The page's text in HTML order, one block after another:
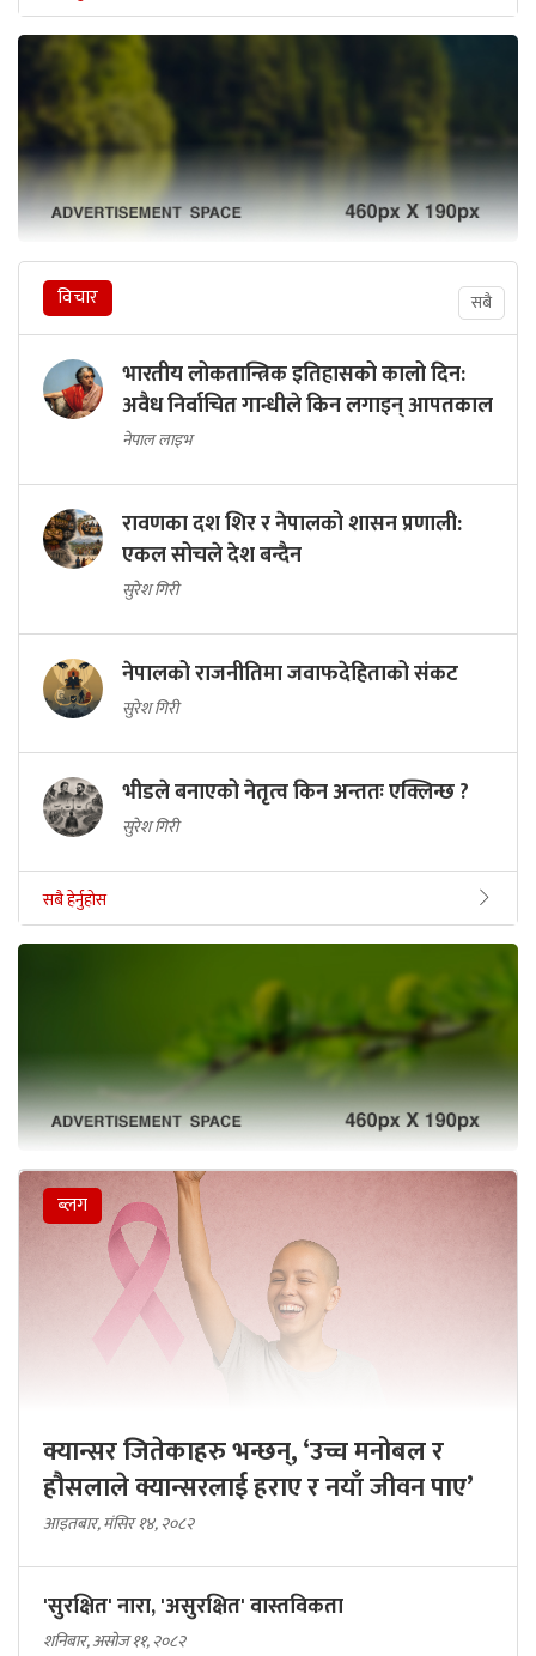
विचार सबै
भारतीय लोकतान्त्रिक इतिहासको कालो दिन:
अवैध निर्वाचित गान्धीले किन लगाइन् आपतकाल
नेपाल लाइभ
रावणका दश शिर र नेपालको शासन प्रणाली:
एकल सोचले देश बन्दैन
सुरेश गिरी
नेपालको राजनीतिमा जवाफदेहिताको संकट
सुरेश गिरी
भीडले बनाएको नेतृत्व किन अन्ततः एक्लिन्छ ?
सुरेश गिरी
सबै हेर्नुहोस
ब्लग
क्यान्सर जितेकाहरु भन्छन्, ‘उच्च मनोबल र
हौसलाले क्यान्सरलाई हराए र नयाँ जीवन पाए’
आइतबार, मंसिर १४, २०८२
'सुरक्षित' नारा, 'असुरक्षित' वास्तविकता
शनिबार, असोज ११, २०८२